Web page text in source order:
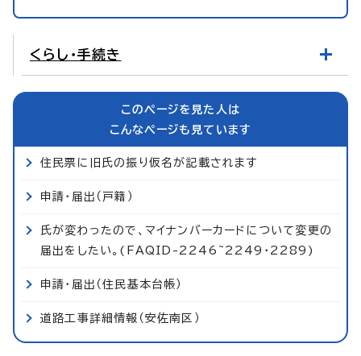
くらし・手続き
このページを見た人は
こんなページも見ています
住民票に旧氏の振り仮名が記載されます
申請・届出（戸籍）
氏が変わったので、マイナンバーカードについて変更の
届出をしたい。(FAQID-2246~2249・2289)
申請・届出（住民基本台帳）
道路工事詳細情報（安佐南区）